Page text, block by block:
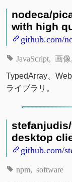
nodeca/
with high
github.com/
JavaScript 画像
TypedArray、
ライブラリ。
desktop
github.com/
npm software